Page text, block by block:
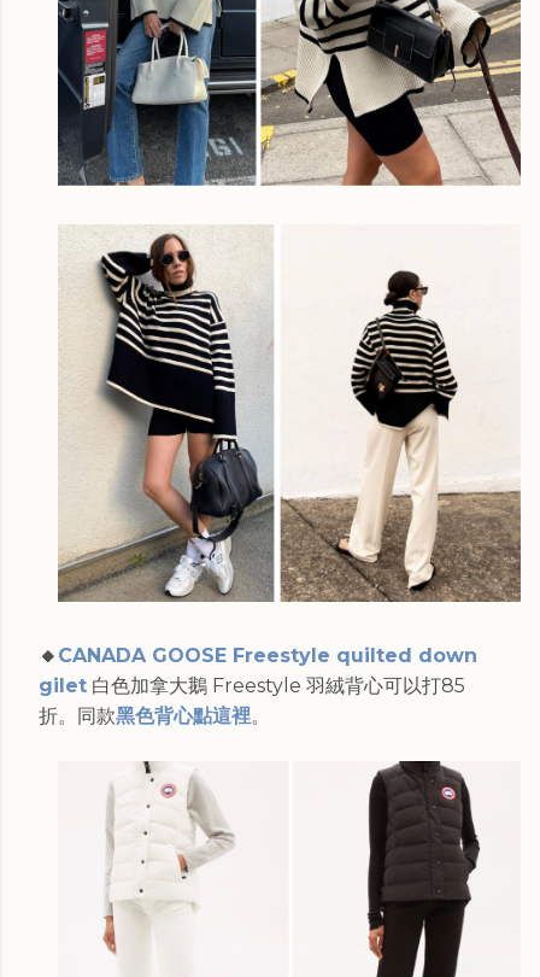
🔸 CANADA GOOSE Freestyle quilted down
gilet 白色加拿大鵝 Freestyle 羽絨背心可以打85
折。同款黑色背心點這裡。